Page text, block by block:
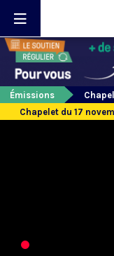
Émissions
Chapelet du 17